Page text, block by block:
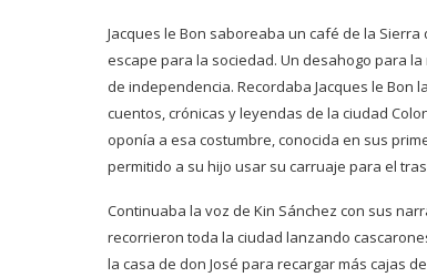
Jacques le Bon saboreaba un café de la
escape para la sociedad. Un desahogo para
de independencia. Recordaba Jacques le Bon
cuentos, crónicas y leyendas de la ciudad
oponía a esa costumbre, conocida en sus
permitido a su hijo usar su carruaje para el
Continuaba la voz de Kin Sánchez con sus
recorrieron toda la ciudad lanzando
la casa de don José para recargar más cajas